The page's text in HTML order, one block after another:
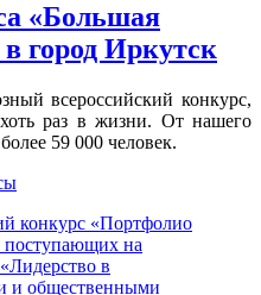
«Большая
город Иркутск
всероссийский конкурс,
раз в жизни. От нашего
59 000 человек.